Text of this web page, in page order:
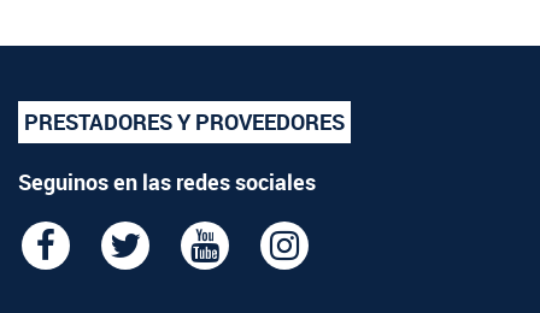
PRESTADORES Y PROVEEDORES
Seguinos en las redes sociales